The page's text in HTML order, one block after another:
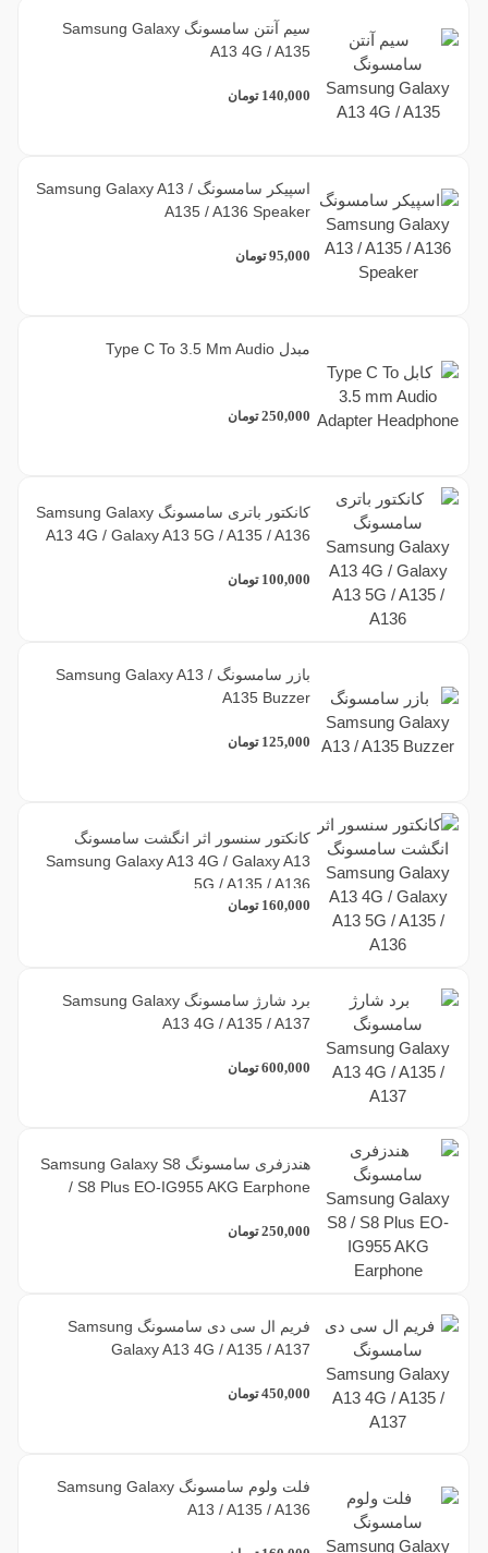
سیم آنتن سامسونگ Samsung Galaxy
A13 4G / A135
140,000 تومان
اسپیکر سامسونگ Samsung Galaxy A13 /
A135 / A136 Speaker
95,000 تومان
مبدل Type C To 3.5 Mm Audio
250,000 تومان
کانکتور باتری سامسونگ Samsung Galaxy
A13 4G / Galaxy A13 5G / A135 / A136
100,000 تومان
بازر سامسونگ Samsung Galaxy A13 /
A135 Buzzer
125,000 تومان
کانکتور سنسور اثر انگشت سامسونگ
Samsung Galaxy A13 4G / Galaxy A13
5G / A135 / A136
160,000 تومان
برد شارژ سامسونگ Samsung Galaxy
A13 4G / A135 / A137
600,000 تومان
هندزفری سامسونگ Samsung Galaxy S8
/ S8 Plus EO-IG955 AKG Earphone
250,000 تومان
فریم ال سی دی سامسونگ Samsung
Galaxy A13 4G / A135 / A137
450,000 تومان
فلت ولوم سامسونگ Samsung Galaxy
A13 / A135 / A136